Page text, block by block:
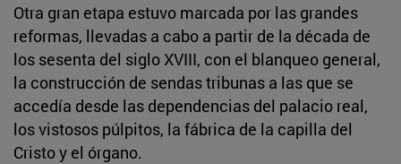
Otra gran etapa estuvo marcada por las grandes
reformas, llevadas a cabo a partir de la década de
los sesenta del siglo XVIII, con el blanqueo general,
la construcción de sendas tribunas a las que se
accedía desde las dependencias del palacio real,
los vistosos púlpitos, la fábrica de la capilla del
Cristo y el órgano.